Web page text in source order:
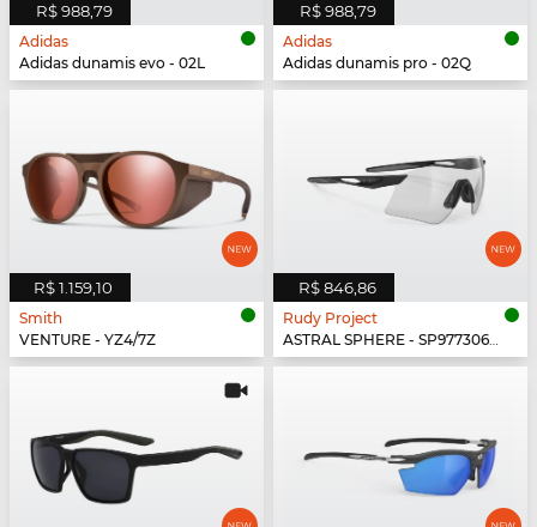
R$ 988,79
Adidas
Adidas dunamis evo - 02L
R$ 988,79
Adidas
Adidas dunamis pro - 02Q
R$ 1.159,10
Smith
VENTURE - YZ4/7Z
R$ 846,86
Rudy Project
ASTRAL SPHERE - SP977306-0000